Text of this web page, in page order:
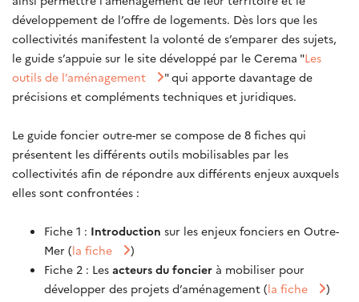
développement de l’offre de logements. Dès lors que les
collectivités manifestent la volonté de s’emparer des sujets,
le guide s’appuie sur le site développé par le Cerema "Les
outils de l’aménagement
" qui apporte davantage de
précisions et compléments techniques et juridiques.
Le guide foncier outre-mer se compose de 8 fiches qui
présentent les différents outils mobilisables par les
collectivités afin de répondre aux différents enjeux auxquels
elles sont confrontées :
Fiche 1 : Introduction sur les enjeux fonciers en Outre-
Mer (la fiche
)
Fiche 2 : Les acteurs du foncier à mobiliser pour
développer des projets d’aménagement (la fiche
)